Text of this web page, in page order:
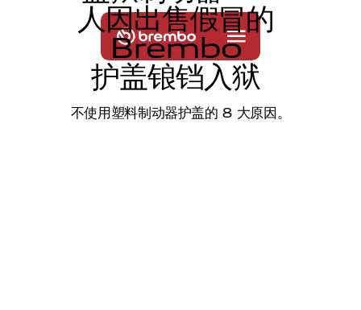
人因出售假冒的
Brembo
护盖锒铛 入狱
不使用塑料制动器护盖的 8 大原因。